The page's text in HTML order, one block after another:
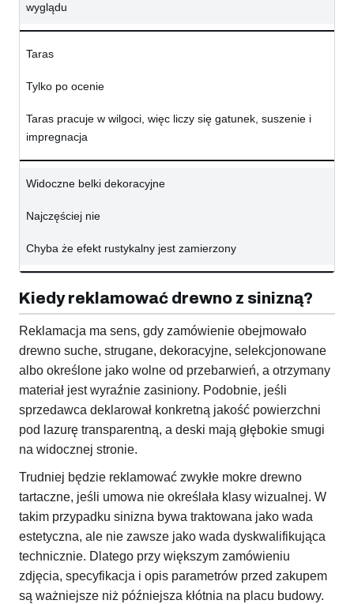
wyglądu
Taras
Tylko po ocenie
Taras pracuje w wilgoci, więc liczy się gatunek, suszenie i
impregnacja
Widoczne belki dekoracyjne
Najczęściej nie
Chyba że efekt rustykalny jest zamierzony
Kiedy reklamować drewno z sinizną?
Reklamacja ma sens, gdy zamówienie obejmowało
drewno suche, strugane, dekoracyjne, selekcjonowane
albo określone jako wolne od przebarwień, a otrzymany
materiał jest wyraźnie zasiniony. Podobnie, jeśli
sprzedawca deklarował konkretną jakość powierzchni
pod lazurę transparentną, a deski mają głębokie smugi
na widocznej stronie.
Trudniej będzie reklamować zwykłe mokre drewno
tartaczne, jeśli umowa nie określała klasy wizualnej. W
takim przypadku sinizna bywa traktowana jako wada
estetyczna, ale nie zawsze jako wada dyskwalifikująca
technicznie. Dlatego przy większym zamówieniu
zdjęcia, specyfikacja i opis parametrów przed zakupem
są ważniejsze niż późniejsza kłótnia na placu budowy.